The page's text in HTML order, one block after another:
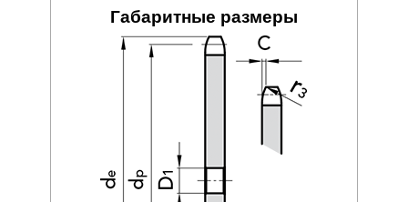
Габаритные размеры